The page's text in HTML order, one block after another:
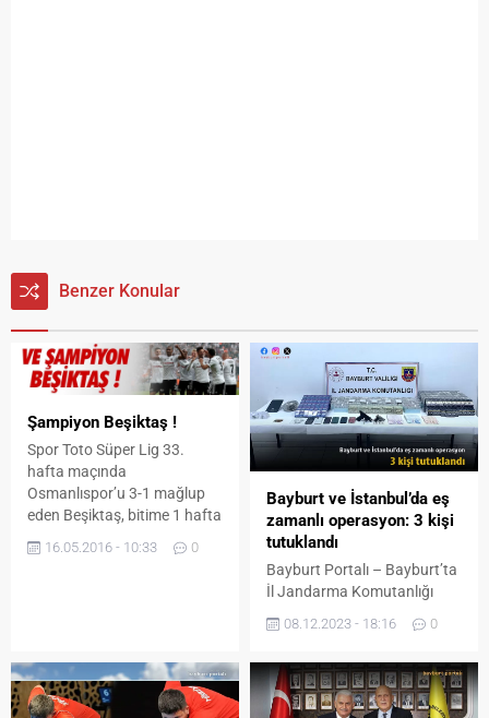
Benzer Konular
Şampiyon Beşiktaş !
Spor Toto Süper Lig 33.
hafta maçında
Osmanlıspor’u 3-1 mağlup
eden Beşiktaş, bitime 1 hafta
kala şampiyonluğunu ilan
etti. Süper Lig’in 33.
üstün bir futbol sergileyen
Kartal, sahadan 3-1 galip
ayrıldı, çok iyi bir performans
16.05.2016 - 10:33 0
Bayburt ve İstanbul’da eş
zamanlı operasyon: 3 kişi
tutuklandı
Bayburt Portalı – Bayburt’ta
İl Jandarma Komutanlığı
madde imal ticaretine yönelik
kişi tutuklandı. Konuyla ilgili
Bayburt İl Jandarma
08.12.2023 - 18:16 0